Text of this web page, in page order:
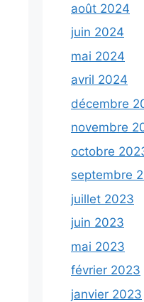
août 2024
juin 2024
mai 2024
avril 2024
décembre
novembre
octobre
septembre
juillet 2023
juin 2023
mai 2023
février 2023
janvier 2023